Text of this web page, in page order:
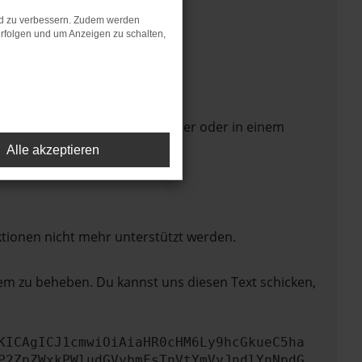
in einem anderen Browser oder in einem
nicht mehr unterstützt werden.
zu beheben. Du kannst uns diesen Text schicken,
zu verbessern. Zudem werden
und um Anzeigen zu schalten,
Alle akzeptieren